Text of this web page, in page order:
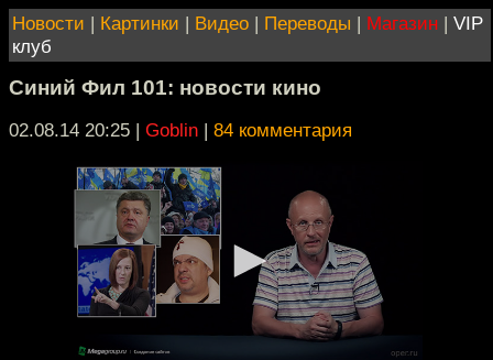
Новости | Картинки | Видео | Переводы | Магазин | VIP
клуб
Синий Фил 101: новости кино
02.08.14 20:25 | Goblin | 84 комментария